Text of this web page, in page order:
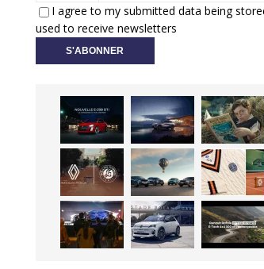
I agree to my submitted data being
used to receive newsletters